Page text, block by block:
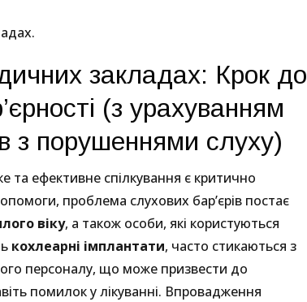
закладах: Крок до
(з урахуванням
з порушеннями слуху)
та ефективне спілкування є критично
проблема слухових бар’єрів постає
віку, а також особи, які користуються
кохлеарні імплантати, часто стикаються з
персоналу, що може призвести до
помилок у лікуванні. Впровадження